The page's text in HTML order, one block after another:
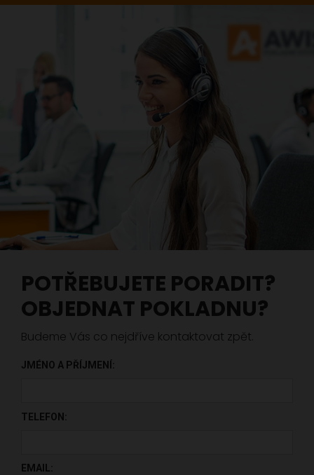
POTŘEBUJETE PORADIT?
OBJEDNAT POKLADNU?
Budeme Vás co nejdříve kontaktovat zpět.
JMÉNO A PŘÍJMENÍ:
TELEFON:
EMAIL: